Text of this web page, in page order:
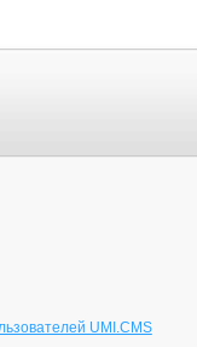
UMI.CMS